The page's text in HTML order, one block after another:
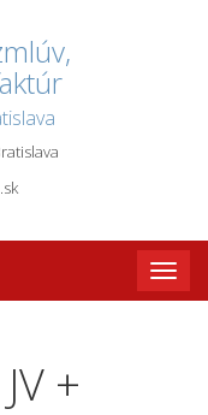
Toggle
+